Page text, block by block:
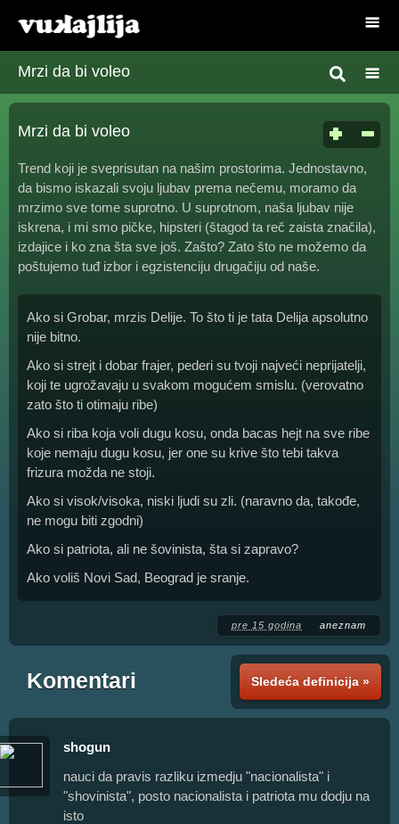
Mrzi da bi voleo
Mrzi da bi voleo
Trend koji je sveprisutan na našim prostorima. Jednostavno,
da bismo iskazali svoju ljubav prema nečemu, moramo da
mrzimo sve tome suprotno. U suprotnom, naša ljubav nije
iskrena, i mi smo pičke, hipsteri (štagod ta reč zaista značila),
izdajice i ko zna šta sve još. Zašto? Zato što ne možemo da
poštujemo tuđ izbor i egzistenciju drugačiju od naše.
Ako si Grobar, mrzis Delije. To što ti je tata Delija apsolutno
nije bitno.
Ako si strejt i dobar frajer, pederi su tvoji najveći neprijatelji,
koji te ugrožavaju u svakom mogućem smislu. (verovatno
zato što ti otimaju ribe)
Ako si riba koja voli dugu kosu, onda bacas hejt na sve ribe
koje nemaju dugu kosu, jer one su krive što tebi takva
frizura možda ne stoji.
Ako si visok/visoka, niski ljudi su zli. (naravno da, takođe,
ne mogu biti zgodni)
Ako si patriota, ali ne šovinista, šta si zapravo?
Ako voliš Novi Sad, Beograd je sranje.
pre 15 godina aneznam
Sledeća definicija »
Komentari
shogun
nauci da pravis razliku izmedju "nacionalista" i
"shovinista", posto nacionalista i patriota mu dodju na
isto